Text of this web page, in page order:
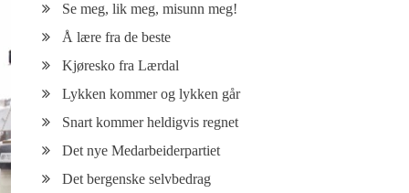
Se meg, lik meg, misunn meg!
Å lære fra de beste
Kjøresko fra Lærdal
Lykken kommer og lykken går
Snart kommer heldigvis regnet
Det nye Medarbeiderpartiet
Det bergenske selvbedrag